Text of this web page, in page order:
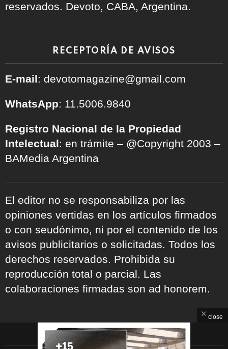
reservados. Devoto, CABA, Argentina.
RECEPTORÍA DE AVISOS
E-mail: devotomagazine@gmail.com
WhatsApp: 11.5006.9840
Registro Nacional de la Propiedad
Intelectual: en trámite – @Copyright 2003 –
BAMedia Argentina
El editor no se responsabiliza por las
opiniones vertidas en los artículos firmados
o con seudónimo, ni por el contenido de los
avisos publicitarios o solicitadas. Todos los
derechos reservados. Prohibida su
reproducción total o parcial. Las
colaboraciones firmadas son ad honorem.
ARCHIVOS
close